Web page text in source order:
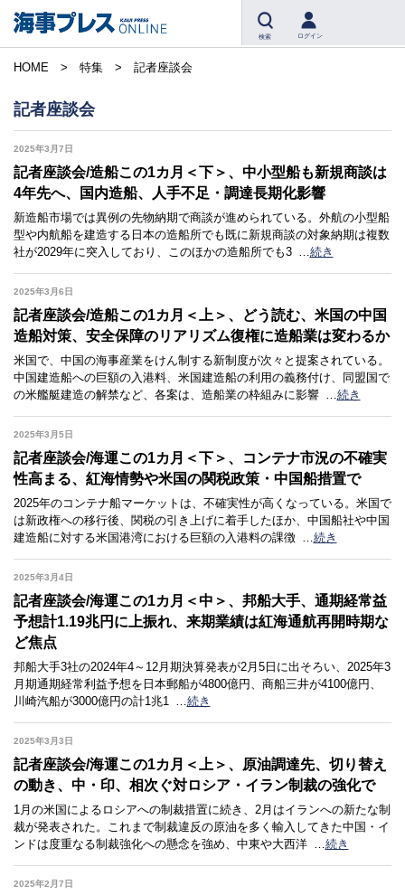
検索 ログイン
HOME 特集 記者座談会
記者座談会
2025年3月7日
記者座談会/造船この1カ月＜下＞、中小型船も新規商談は
4年先へ、国内造船、人手不足・調達長期化影響
新造船市場では異例の先物納期で商談が進められている。外航の小型船
型や内航船を建造する日本の造船所でも既に新規商談の対象納期は複数
社が2029年に突入しており、このほかの造船所でも3 …続き
2025年3月6日
記者座談会/造船この1カ月＜上＞、どう読む、米国の中国
造船対策、安全保障のリアリズム復権に造船業は変わるか
米国で、中国の海事産業をけん制する新制度が次々と提案されている。
中国建造船への巨額の入港料、米国建造船の利用の義務付け、同盟国で
の米艦艇建造の解禁など、各案は、造船業の枠組みに影響 …続き
2025年3月5日
記者座談会/海運この1カ月＜下＞、コンテナ市況の不確実
性高まる、紅海情勢や米国の関税政策・中国船措置で
2025年のコンテナ船マーケットは、不確実性が高くなっている。米国で
は新政権への移行後、関税の引き上げに着手したほか、中国船社や中国
建造船に対する米国港湾における巨額の入港料の課徴 …続き
2025年3月4日
記者座談会/海運この1カ月＜中＞、邦船大手、通期経常益
予想計1.19兆円に上振れ、来期業績は紅海通航再開時期な
ど焦点
邦船大手3社の2024年4～12月期決算発表が2月5日に出そろい、2025年3
月期通期経常利益予想を日本郵船が4800億円、商船三井が4100億円、
川崎汽船が3000億円の計1兆1 …続き
2025年3月3日
記者座談会/海運この1カ月＜上＞、原油調達先、切り替え
の動き、中・印、相次ぐ対ロシア・イラン制裁の強化で
1月の米国によるロシアへの制裁措置に続き、2月はイランへの新たな制
裁が発表された。これまで制裁違反の原油を多く輸入してきた中国・イ
ンドは度重なる制裁強化への懸念を強め、中東や大西洋 …続き
2025年2月7日